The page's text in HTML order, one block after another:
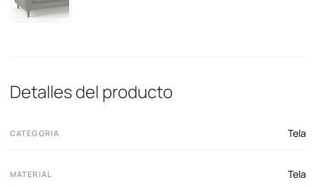
Detalles del producto
CATEGORIA Tela
MATERIAL Tela